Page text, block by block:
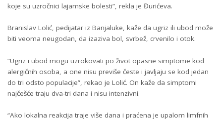
koje su uzročnici lajamske bolesti”, rekla je Đurićeva.
Branislav Lolić, pedijatar iz Banjaluke, kaže da ugriz ili ubod može
biti veoma neugodan, da izaziva bol, svrbež, crvenilo i otok.
“Ugriz i ubod mogu uzrokovati po život opasne simptome kod
alergičnih osoba, a one nisu previše česte i javljaju se kod jedan
do tri odsto populacije”, rekao je Lolić. On kaže da simptomi
najčešće traju dva-tri dana i nisu intenzivni.
“Ako lokalna reakcija traje više dana i praćena je upalom limfnih